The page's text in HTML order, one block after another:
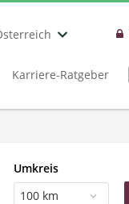
Karriere-Ratgeber
Umkreis
100 km